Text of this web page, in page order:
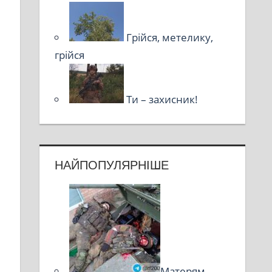
Грійся, метелику,
грійся
Ти – захисник!
НАЙПОПУЛЯРНІШЕ